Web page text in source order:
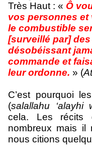
Très Haut : « Ô
vos personnes et
le combustible
[surveillé par]
désobéissant
commande et
leur ordonne. » (
C’est pourquoi
(salallahu ‘alayhi
cela. Les récits
nombreux mais
nous citions